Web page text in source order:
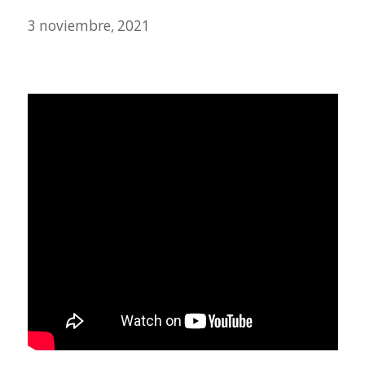
3 noviembre, 2021